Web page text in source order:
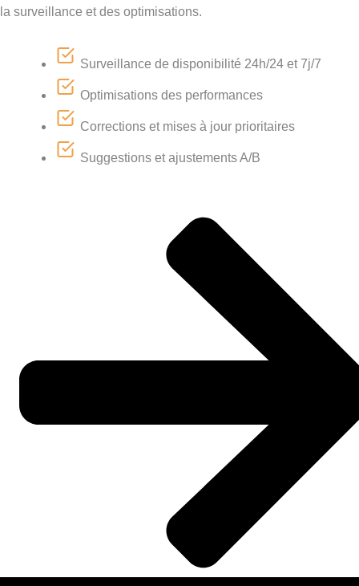
la surveillance et des optimisations.
Surveillance de disponibilité 24h/24 et 7j/7
Optimisations des performances
Corrections et mises à jour prioritaires
Suggestions et ajustements A/B